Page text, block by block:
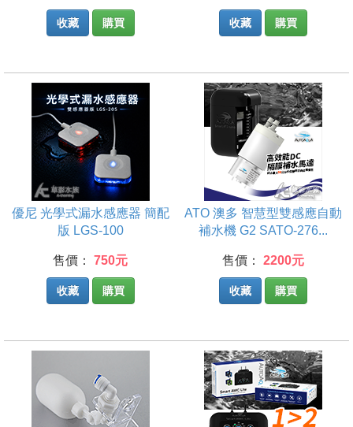
收藏 購買 收藏 購買
優尼 光學式漏水感應器 簡配
版 LGS-100
售價： 750元
收藏 購買
ATO 澳多 智慧型雙感應自動
補水機 G2 SATO-276...
售價： 2200元
收藏 購買